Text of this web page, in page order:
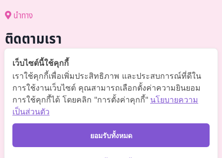
นำทาง
ติดตามเรา
@somchai-clinic (มี@)
Somchaiclinic คลินิกแพทย์สมชาย
Somchaiclinic
เว็บไซต์นี้ใช้คุกกี้
เราใช้คุกกี้เพื่อเพิ่มประสิทธิภาพ และประสบการณ์ที่ดีใน
การใช้งานเว็บไซต์ คุณสามารถเลือกตั้งค่าความยินยอม
การใช้คุกกี้ได้ โดยคลิก "การตั้งค่าคุกกี้" นโยบายความ
เป็นส่วนตัว
ยอมรับทั้งหมด